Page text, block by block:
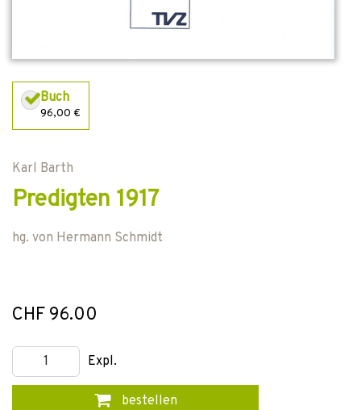
Buch
96,00 €
Karl Barth
Predigten 1917
hg. von Hermann Schmidt
CHF 96.00
Expl.
bestellen